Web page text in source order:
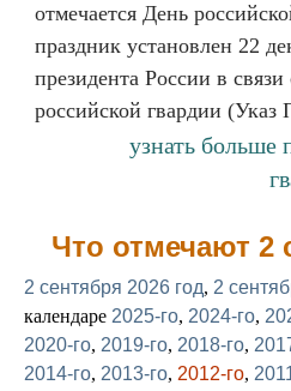
отмечается День
праздник установлен 22
президента России в
российской гвардии (Указ
узнать больше
Что отмечают 2
2 сентября 2026 год, 2
календаре 2025-го, 2024-го,
2020-го, 2019-го, 2018-го,
2014-го, 2013-го, 2012-го,